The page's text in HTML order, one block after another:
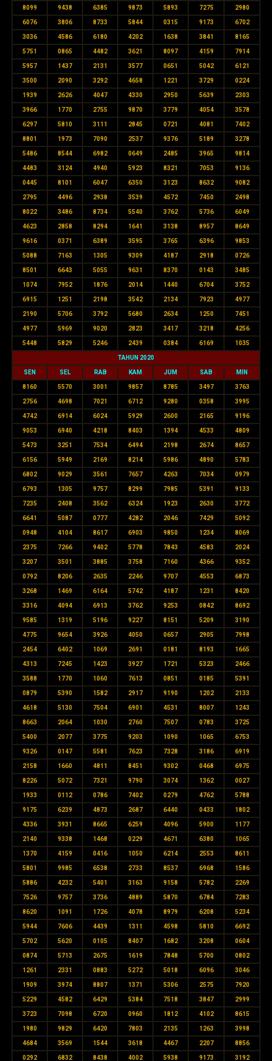
8099 9438 6385 9873 5893 7275 2980
6076 3806 8733 5844 0315 9173 6702
3036 4586 6180 4202 1638 3841 8165
5751 0865 4482 3621 8097 4159 7914
5957 1437 2131 3577 0651 5042 6121
3500 2090 3292 4658 1221 3729 0224
1939 2626 4047 4330 2950 5639 2303
3966 1770 2755 9870 3779 4054 3578
6297 5810 3111 2845 0721 4081 7402
8801 1973 7090 2537 9376 5189 3278
5486 8544 6982 0649 2485 3965 9814
4483 3124 4940 5923 8321 7053 9136
0445 8101 6047 6350 3123 8632 9082
2795 4496 2938 3539 4572 7450 2498
8022 3486 8734 5540 3762 5736 6049
4623 2858 8294 1641 3138 8957 8649
9616 0371 6389 3595 3765 6396 9853
5088 7163 1305 9309 4187 2918 0726
8501 6643 5055 9631 8370 0143 3485
1074 7952 1876 2014 1440 6704 3752
6915 1251 2198 3542 2134 7923 4977
2190 5706 3792 5680 2634 1250 7451
4977 5969 9020 2823 3417 3218 4256
5448 5829 5246 2439 0384 6169 1035
TAHUN 2020
SEN SEL RAB KAM JUM SAB MIN
8160 5570 3001 9857 8785 3497 3763
2756 4698 7021 6712 9280 0358 3995
4742 6914 6024 5929 2600 2165 9196
9053 6940 4218 8403 1394 4533 4809
5473 3251 7534 6494 2198 2674 8657
6156 5949 2169 8214 5986 4890 5783
6802 9029 3561 7657 4263 7034 0979
6793 1305 9757 8299 7985 5391 9133
7235 2408 3562 6324 1923 2630 3772
6641 5087 0777 4282 2046 7429 5092
0948 4104 8617 6903 9850 1234 8069
2375 7266 9402 5778 7843 4583 2024
3207 3501 3885 3758 7160 4366 9352
0792 8206 2635 2246 9707 4553 6873
3268 1469 6164 5742 4187 1231 8420
3316 4094 6913 3762 9253 0842 8692
9585 1319 5196 9227 8151 5209 3190
4775 9654 3926 4050 0657 2905 7998
2454 6402 1069 2691 0181 8193 1665
4313 7245 1423 3927 1721 5323 2466
3588 1770 1060 7613 0851 0185 5391
0879 5390 1582 2917 9190 1202 2133
4618 5130 7504 6901 4531 8007 1243
8663 2064 1030 2760 7507 0783 3725
5400 2077 3775 9203 1090 1065 6753
9326 0147 5581 7623 7328 3186 6919
2158 1660 4811 8451 9302 0468 6975
8226 5072 7321 9790 3074 1362 0027
1933 0112 0786 7402 0279 4762 5788
9175 6239 4873 2687 6440 0433 1802
4336 3931 8665 6259 4096 5900 1177
2140 9338 1468 0229 4671 6380 1065
1370 4159 0416 1050 6214 2553 8611
5801 9985 6538 2733 8537 6968 1586
5886 4232 5401 3163 9158 5782 2269
7526 9757 3736 4889 5870 6784 7283
8620 1091 1726 4078 8979 6208 5234
5944 7606 4439 1311 4598 5810 6692
5702 5620 0105 8407 1682 3208 0604
0874 5713 2675 1619 7848 5700 0802
1261 2331 0883 5272 5018 6096 3046
1909 3974 8807 1371 5306 2575 7920
5229 4582 6429 5384 7518 3847 2999
3723 7098 6720 0960 1812 4102 8615
1980 9829 6420 7803 2135 1263 3998
4684 3569 1544 3618 4467 2207 8856
0292 6832 8438 4002 5938 9173 3192